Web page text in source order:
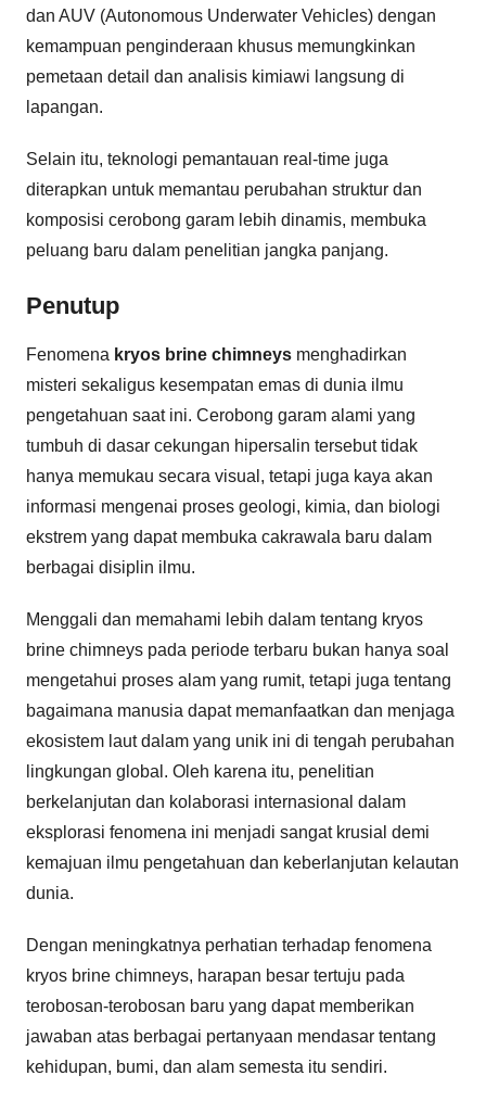
dan AUV (Autonomous Underwater Vehicles) dengan
kemampuan penginderaan khusus memungkinkan
pemetaan detail dan analisis kimiawi langsung di
lapangan.
Selain itu, teknologi pemantauan real-time juga
diterapkan untuk memantau perubahan struktur dan
komposisi cerobong garam lebih dinamis, membuka
peluang baru dalam penelitian jangka panjang.
Penutup
Fenomena kryos brine chimneys menghadirkan
misteri sekaligus kesempatan emas di dunia ilmu
pengetahuan saat ini. Cerobong garam alami yang
tumbuh di dasar cekungan hipersalin tersebut tidak
hanya memukau secara visual, tetapi juga kaya akan
informasi mengenai proses geologi, kimia, dan biologi
ekstrem yang dapat membuka cakrawala baru dalam
berbagai disiplin ilmu.
Menggali dan memahami lebih dalam tentang kryos
brine chimneys pada periode terbaru bukan hanya soal
mengetahui proses alam yang rumit, tetapi juga tentang
bagaimana manusia dapat memanfaatkan dan menjaga
ekosistem laut dalam yang unik ini di tengah perubahan
lingkungan global. Oleh karena itu, penelitian
berkelanjutan dan kolaborasi internasional dalam
eksplorasi fenomena ini menjadi sangat krusial demi
kemajuan ilmu pengetahuan dan keberlanjutan kelautan
dunia.
Dengan meningkatnya perhatian terhadap fenomena
kryos brine chimneys, harapan besar tertuju pada
terobosan-terobosan baru yang dapat memberikan
jawaban atas berbagai pertanyaan mendasar tentang
kehidupan, bumi, dan alam semesta itu sendiri.